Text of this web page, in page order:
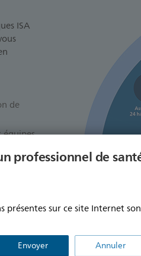
professionnel de
présentes sur ce site Internet
Envoyer Annuler
ISA
de